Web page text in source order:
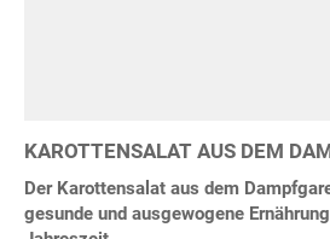
KAROTTENSALAT AUS DEM
Der Karottensalat aus dem
gesunde und ausgewogene